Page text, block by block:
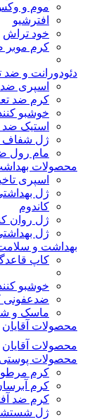
موم و
افترشیو
خود تراش
کرم موبر
دئودورانت و ضد
اسپری ضد
کرم ضد
خوشبو
استیک ضد
ژل شفاف
مام رول
محصولات
اسپری
ژل
کاندوم
ژل روان
ژل
بهداشت و
کاپ
خوشبو
ضدعفونی
ماسک و
محصولات آقایان
محصولات آقایان
محصولات پوستی
کرم
کرم
کرم ضد
ژل